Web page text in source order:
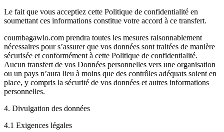
Le fait que vous acceptiez cette Politique de confidentialité en
soumettant ces informations constitue votre accord à ce transfert.
coumbagawlo.com prendra toutes les mesures raisonnablement
nécessaires pour s’assurer que vos données sont traitées de manière
sécurisée et conformément à cette Politique de confidentialité.
Aucun transfert de vos Données personnelles vers une organisation
ou un pays n’aura lieu à moins que des contrôles adéquats soient en
place, y compris la sécurité de vos données et autres informations
personnelles.
4. Divulgation des données
4.1 Exigences légales